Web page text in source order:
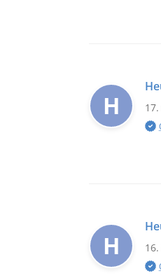
H
H